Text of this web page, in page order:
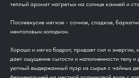
теплый аромат нагретых на солнце камней и
Послевкусие мягкое - сочное, сладкое,
ментоловым холодком.
Хорошо и мягко бодрит, придает сил и энергии,
дает ощущение сытости и наполненности телу и
уютный выдержанный пуэр из сырья с чайных